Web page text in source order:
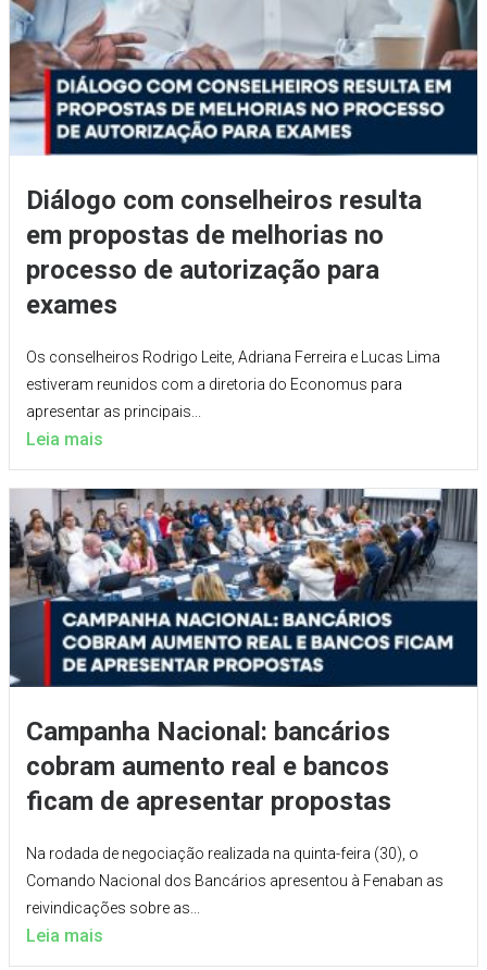
Diálogo com conselheiros resulta
em propostas de melhorias no
processo de autorização para
exames
Os conselheiros Rodrigo Leite, Adriana Ferreira e Lucas Lima
estiveram reunidos com a diretoria do Economus para
apresentar as principais...
Leia mais
Campanha Nacional: bancários
cobram aumento real e bancos
ficam de apresentar propostas
Na rodada de negociação realizada na quinta-feira (30), o
Comando Nacional dos Bancários apresentou à Fenaban as
reivindicações sobre as...
Leia mais